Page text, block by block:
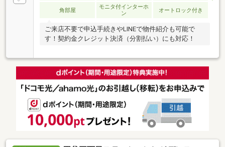
角部屋
モニタ付インターホ
ン
オートロック付き
ご来店不要で申込手続きやLINEで物件紹介も可能で
す！契約金クレジット決済（分割払い）にも対応！